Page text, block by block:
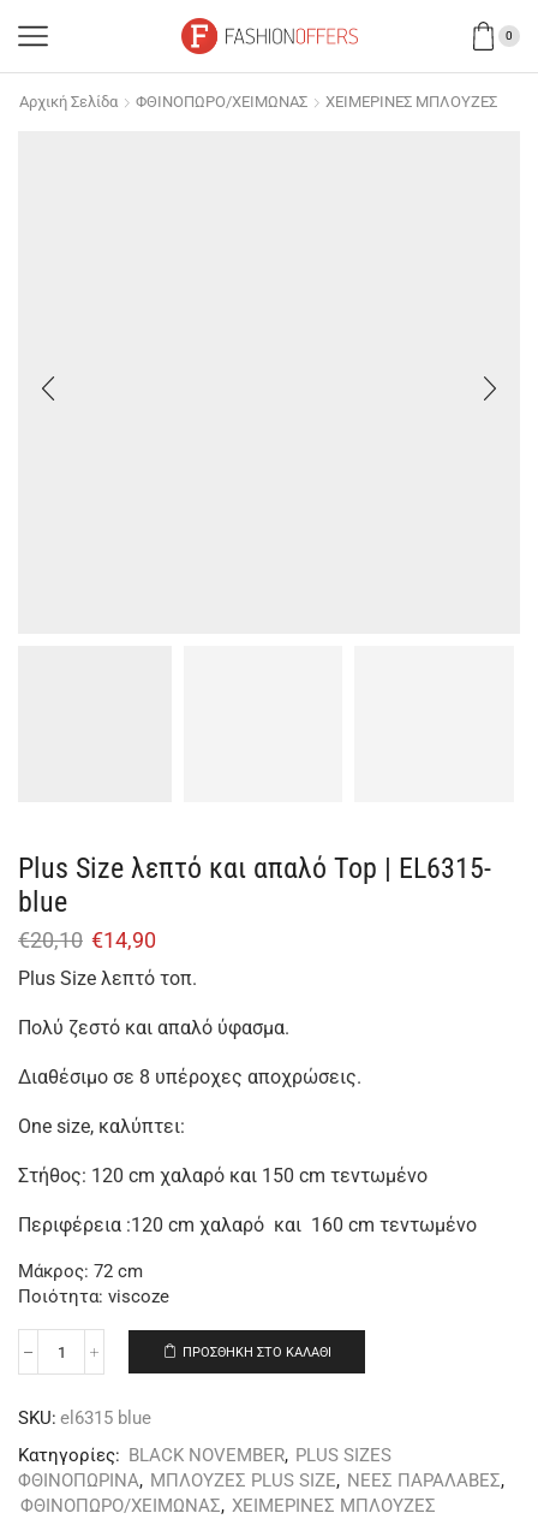
0
Αρχική Σελίδα ΦΘΙΝΟΠΩΡΟ/ΧΕΙΜΩΝΑΣ ΧΕΙΜΕΡΙΝΕΣ ΜΠΛΟΥΖΕΣ
Plus Size λεπτό και απαλό Top | EL6315-
blue
€20,10 €14,90
Plus Size λεπτό τοπ.
Πολύ ζεστό και απαλό ύφασμα.
Διαθέσιμο σε 8 υπέροχες αποχρώσεις.
One size, καλύπτει:
Στήθος: 120 cm χαλαρό και 150 cm τεντωμένο
Περιφέρεια :120 cm χαλαρό και 160 cm τεντωμένο
Μάκρος: 72 cm
Ποιότητα: viscoze
ΠΡΟΣΘΉΚΗ ΣΤΟ ΚΑΛΆΘΙ
SKU: el6315 blue
Κατηγορίες: BLACK NOVEMBER, PLUS SIZES
ΦΘΙΝΟΠΩΡΙΝΑ, ΜΠΛΟΥΖΕΣ PLUS SIZE, ΝΕΕΣ ΠΑΡΑΛΑΒΕΣ,
ΦΘΙΝΟΠΩΡΟ/ΧΕΙΜΩΝΑΣ, ΧΕΙΜΕΡΙΝΕΣ ΜΠΛΟΥΖΕΣ